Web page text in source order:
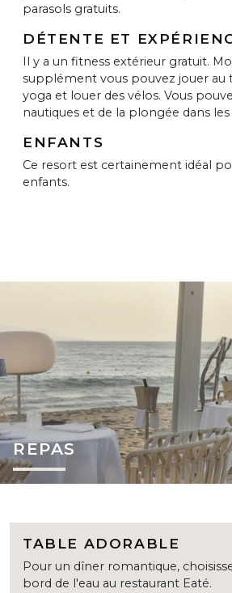
parasols gratuits.
DÉTENTE ET
Il y a un fitness extérieur gratuit.
supplément vous pouvez jouer au
yoga et louer des vélos. Vous
nautiques et de la plongée dans
ENFANTS
Ce resort est certainement idéal
enfants.
REPAS
TABLE ADORABLE
Pour un dîner romantique,
bord de l'eau au restaurant Eaté.